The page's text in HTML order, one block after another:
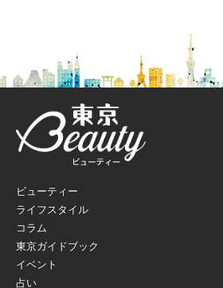
ビューティー
ライフスタイル
コラム
東京ガイドブック
イベント
占い